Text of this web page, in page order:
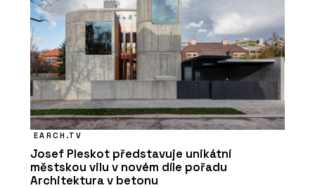
EARCH.TV
Josef Pleskot představuje unikátní
městskou vilu v novém díle pořadu
Architektura v betonu